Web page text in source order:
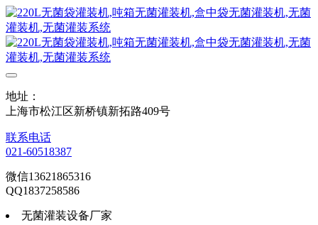
地址：
上海市松江区新桥镇新拓路409号
联系电话
021-60518387
微信13621865316
QQ1837258586
无菌灌装设备厂家